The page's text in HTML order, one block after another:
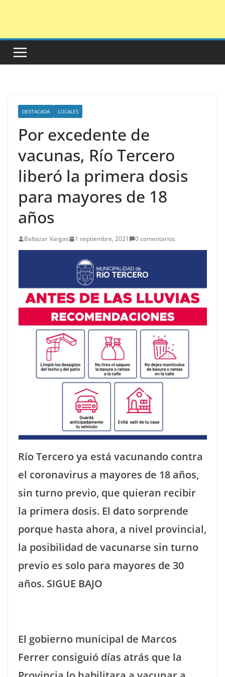
DESTACADA LOCALES
Por excedente de
vacunas, Río Tercero
liberó la primera dosis
para mayores de 18
años
Baltazar Vargas 1 septiembre, 2021 0 comentarios
Río Tercero ya está vacunando contra
el coronavirus a mayores de 18 años,
sin turno previo, que quieran recibir
la primera dosis. El dato sorprende
porque hasta ahora, a nivel provincial,
la posibilidad de vacunarse sin turno
previo es solo para mayores de 30
años. SIGUE BAJO
El gobierno municipal de Marcos
Ferrer consiguió días atrás que la